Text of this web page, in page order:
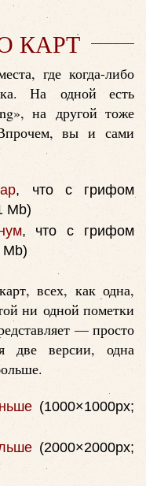
КАРТ
где когда-либо
На одной есть
на другой тоже
вы и сами
, что с грифом
Mb)
, что с грифом
всех, как одна,
ни одной пометки
— просто
две версии, одна
(1000×1000px;
(2000×2000px;